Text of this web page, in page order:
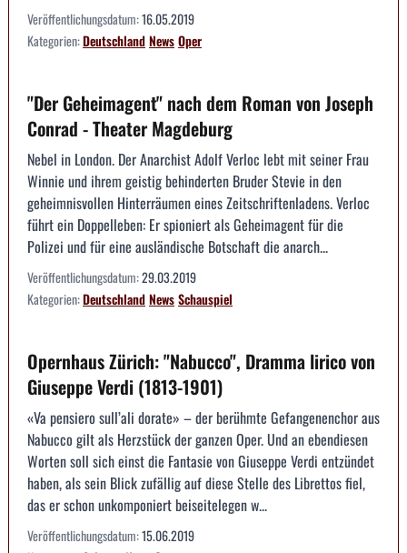
Veröffentlichungsdatum:16.05.2019
Kategorien:DeutschlandNewsOper
"Der Geheimagent" nach dem Roman von Joseph
Conrad - Theater Magdeburg
Nebel in London. Der Anarchist Adolf Verloc lebt mit seiner Frau
Winnie und ihrem geistig behinderten Bruder Stevie in den
geheimnisvollen Hinterräumen eines Zeitschriftenladens. Verloc
führt ein Doppelleben: Er spioniert als Geheimagent für die
Polizei und für eine ausländische Botschaft die anarch...
Veröffentlichungsdatum:29.03.2019
Kategorien:DeutschlandNewsSchauspiel
Opernhaus Zürich: "Nabucco", Dramma lirico von
Giuseppe Verdi (1813-1901)
«Va pensiero sull’ali dorate» – der berühmte Gefangenenchor aus
Nabucco gilt als Herzstück der ganzen Oper. Und an ebendiesen
Worten soll sich einst die Fantasie von Giuseppe Verdi entzündet
haben, als sein Blick zufällig auf diese Stelle des Librettos fiel,
das er schon unkomponiert beiseitelegen w...
Veröffentlichungsdatum:15.06.2019